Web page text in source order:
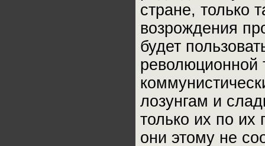
стране, только
возрождения
будет
революционной
лозунгам и
только их по их
они этому не